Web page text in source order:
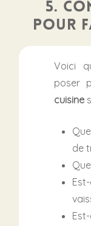
5.
pour
Voici
poser
cuisine
de